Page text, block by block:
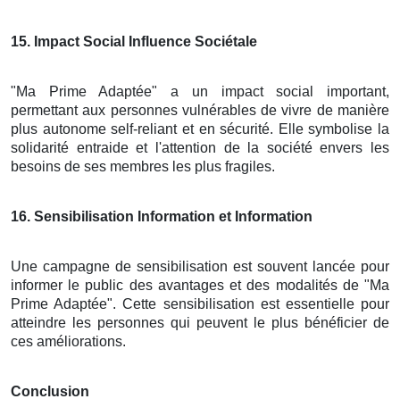
15. Impact Social Influence Sociétale
"Ma Prime Adaptée" a un impact social important,
permettant aux personnes vulnérables de vivre de manière
plus autonome self-reliant et en sécurité. Elle symbolise la
solidarité entraide et l'attention de la société envers les
besoins de ses membres les plus fragiles.
16. Sensibilisation Information et Information
Une campagne de sensibilisation est souvent lancée pour
informer le public des avantages et des modalités de "Ma
Prime Adaptée". Cette sensibilisation est essentielle pour
atteindre les personnes qui peuvent le plus bénéficier de
ces améliorations.
Conclusion